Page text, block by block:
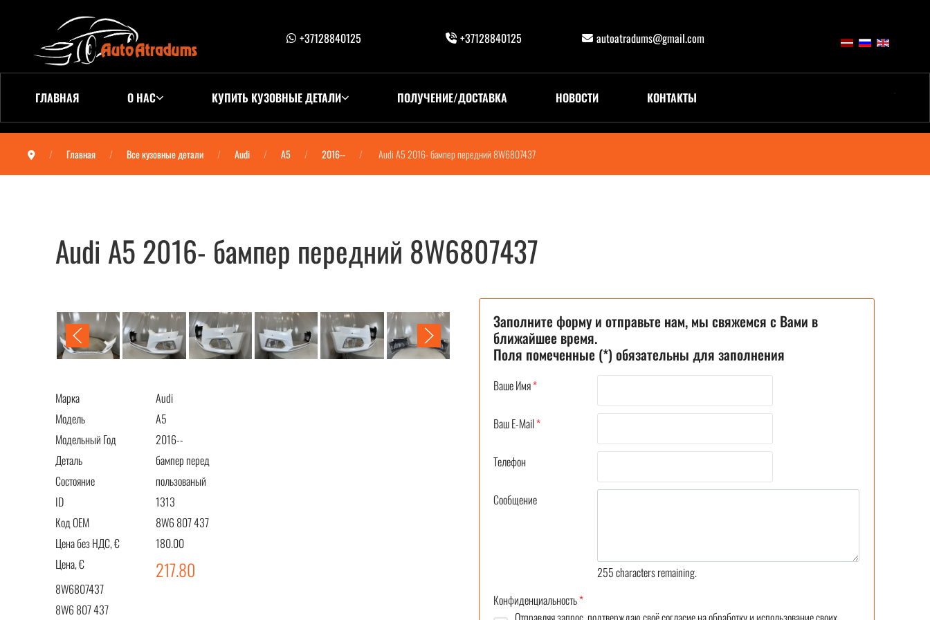
+37128840125 +37128840125 autoatradums@gmail.com
ГЛАВНАЯ О НАС КУПИТЬ КУЗОВНЫЕ ДЕТАЛИ ПОЛУЧЕНИЕ/ДОСТАВКА НОВОСТИ КОНТАКТЫ
Главная Все кузовные детали Audi A5 2016-- Audi A5 2016- бампер передний 8W6807437
Audi A5 2016- бампер передний 8W6807437
Марка
Audi
Модель
A5
Модельный Год
2016--
Деталь
бампер перед
Состояние
пользованый
ID
1313
Код OEM
8W6 807 437
Цена без НДС, €
180.00
Цена, €
217.80
8W6807437
8W6 807 437
Заполните форму и отправьте нам, мы свяжемся с Вами в
ближайшее время.
Поля помеченные (*) обязательны для заполнения
Ваше Имя*
Ваш E-Mail*
Телефон
Сообщение
255characters remaining.
Конфиденциальность*